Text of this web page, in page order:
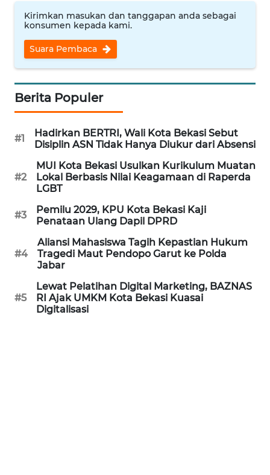
Kirimkan masukan dan tanggapan anda sebagai
konsumen kepada kami.
Suara Pembaca
Berita Populer
#1
Hadirkan BERTRI, Wali Kota Bekasi Sebut
Disiplin ASN Tidak Hanya Diukur dari Absensi
#2
MUI Kota Bekasi Usulkan Kurikulum Muatan
Lokal Berbasis Nilai Keagamaan di Raperda
LGBT
#3
Pemilu 2029, KPU Kota Bekasi Kaji
Penataan Ulang Dapil DPRD
#4
Aliansi Mahasiswa Tagih Kepastian Hukum
Tragedi Maut Pendopo Garut ke Polda
Jabar
#5
Lewat Pelatihan Digital Marketing, BAZNAS
RI Ajak UMKM Kota Bekasi Kuasai
Digitalisasi
WN
KEPULAUAN
WN
TANGERANG
WN
WN
INDRAMAYU
KUNINGAN